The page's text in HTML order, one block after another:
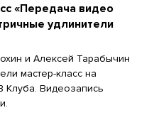
«Передача видео
удлинители
и Алексей Тарабычин
мастер-класс на
Клуба. Видеозапись